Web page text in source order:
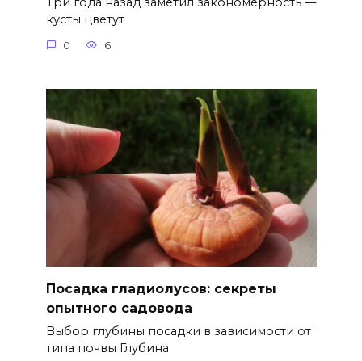
кусты цветут
0 6
Посадка гладиолусов: секреты
опытного садовода
Выбор глубины посадки в зависимости от
типа почвы Глубина